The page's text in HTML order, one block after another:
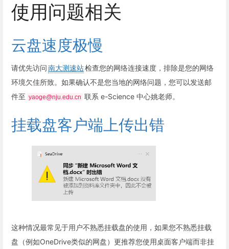
使用问题相关
云盘速度极慢
请优先访问南大测速站检查您的网络连接速度，排除是您的网络
环境欠佳所致。如果确认不是您当地的网络问题，您可以发送邮
件至 yaoge@nju.edu.cn 联系 e-Science 中心姚老师。
挂载盘客户端上传出错
这种情况最常见于用户不熟悉挂载盘的使用，如果您不熟悉挂载
盘（例如OneDrive类似的网盘）更推荐您使用桌面客户端而非挂